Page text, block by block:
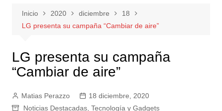
Inicio 2020 diciembre
18
LG presenta su campaña “Cambiar de aire”
LG presenta su campaña
“Cambiar de aire”
Matias Perazzo
18 diciembre, 2020
Noticias Destacadas, Tecnología y Gadgets